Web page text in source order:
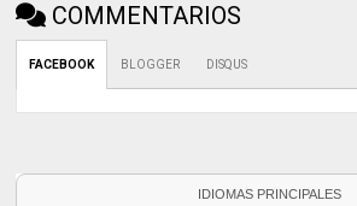
COMMENTARIOS
FACEBOOK BLOGGER DISQUS
IDIOMAS PRINCIPALES